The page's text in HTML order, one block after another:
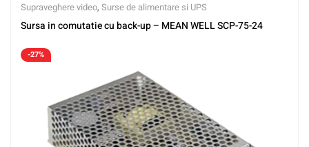
Supraveghere video, Surse de alimentare si UPS
Sursa in comutatie cu back-up – MEAN WELL SCP-75-24
-27%